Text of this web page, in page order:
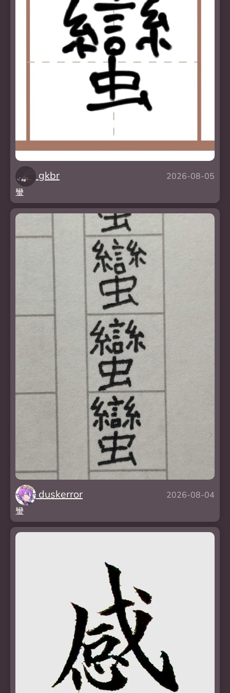
gkbr
2026-08-05
蠻
duskerror
2026-08-04
蠻